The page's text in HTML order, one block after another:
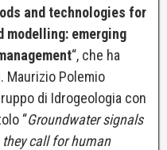
and technologies for
modelling: emerging
“, che ha
Maurizio Polemio
di Idrogeologia con
“Groundwater signals
call for human